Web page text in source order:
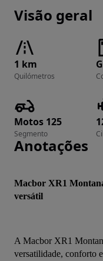
Visão geral
1 km
Quilómetros
Motos 125
Segmento
Anotações
Macbor XR1
versátil
A Macbor XR1
versatilidade, conforto